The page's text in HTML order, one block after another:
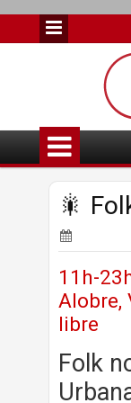
🎇
11h-
Alobre,
libre
Folk